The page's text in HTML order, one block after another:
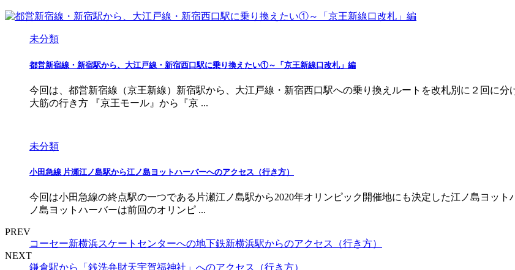
未分類
都営新宿線・新宿駅から、大江戸線・新宿西口駅に乗り換えたい①～「京王新線口改札」編
今回は、都営新宿線（京王新線）新宿駅から、大江戸線・新宿西口駅への乗り換えルートを改札別に２回に
大筋の行き方 『京王モール』から『京 ...
未分類
小田急線 片瀬江ノ島駅から江ノ島ヨットハーバーへのアクセス（行き方）
今回は小田急線の終点駅の一つである片瀬江ノ島駅から2020年オリンピック開催地にも決定した江ノ島ヨッ
ノ島ヨットハーバーは前回のオリンピ ...
PREV
コーセー新横浜スケートセンターへの地下鉄新横浜駅からのアクセス（行き方）
NEXT
鎌倉駅から「銭洗弁財天宇賀福神社」へのアクセス（行き方）